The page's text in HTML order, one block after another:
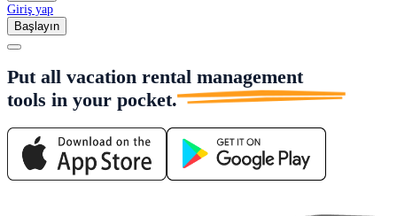
Giriş yap
Başlayın
Put all vacation rental management
tools in your pocket.